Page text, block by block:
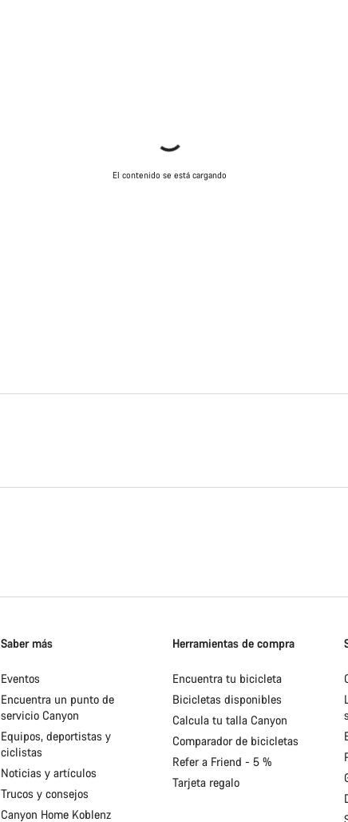
El contenido se está cargando
Saber más
Eventos
Encuentra un punto de
servicio Canyon
Equipos, deportistas y
ciclistas
Noticias y artículos
Trucos y consejos
Canyon Home Koblenz
Herramientas de compra
Encuentra tu bicicleta
Bicicletas disponibles
Calcula tu talla Canyon
Comparador de bicicletas
Refer a Friend - 5 %
Tarjeta regalo